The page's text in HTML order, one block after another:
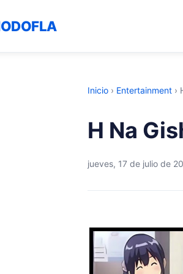
Inicio › Entertainment ›
H Na
jueves, 17 de julio de